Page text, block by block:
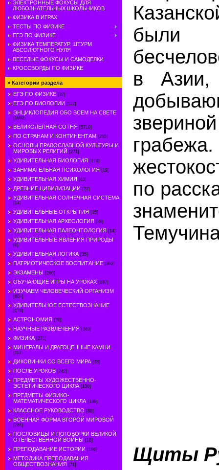
ЭЛЕКТРОННЫЕ ФОКУСЫ ДЛЯ
ЛЮБОЗНАТЕЛЬНЫХ ШКОЛЬНИКОВ
ФИЗИКА В ИГРАХ
ТЕСТЫ ПО ФИЗИКЕ
ЕГЭ ПО ФИЗИКЕ
ФИЗИКА ТЕМПЕРАТУР. ШТУРМ
АБСОЛЮТНОГО НУЛЯ
ВЕСЕЛЫЕ ФОКУСЫ И САМОДЕЛКИ
КРОССВОРДЫ ПО ФИЗИКЕ
» Категории раздела
ЕГЭ ПО ФИЗИКЕ [32]
ЕГЭ ПО БИОЛОГИИ [112]
ЭНЦИКЛОПЕДИЯ ОБО ВСЕМ НА СВЕТЕ
[1692]
ВЕЛИКОЛЕПНАЯ СОТНЯ [5710]
ПО СТРАНАМ И КОНТИНЕНТАМ [265]
ОСНОВЫ ПРАВОСЛАВНОЙ КУЛЬТУРЫ И
МИРОВЫХ РЕЛИГИЙ [271]
УДИВИТЕЛЬНАЯ БИОЛОГИЯ [174]
ЗАНИМАТЕЛЬНАЯ ПСИХОЛОГИЯ [19]
УДИВИТЕЛЬНАЯ ХИМИЯ [40]
ДРЕВНИЕ ЦИВИЛИЗАЦИИ [22]
УДИВИТЕЛЬНАЯ СОЛНЕЧНАЯ СИСТЕМА
[14]
УДИВИТЕЛЬНЫЕ ОТКРЫТИЯ [15]
УДИВИТЕЛЬНАЯ АРХЕОЛОГИЯ [39]
УДИВИТЕЛЬНАЯ ПАЛЕОНТОЛОГИЯ [14]
УДИВИТЕЛЬНЫЕ ЯВЛЕНИЯ ПРИРОДЫ
[0]
УДИВИТЕЛЬНАЯ ЛОГИКА [35]
ПАТРИОТИЧЕСКОЕ ВОСПИТАНИЕ [362]
ЭКЗАМЕНЫ [260]
ОБУЧАЮЩИЕ ИГРЫ НА УРОКАХ [197]
ИЗУЧАЕМ ЧЕЛОВЕЧЕСКИЙ ОРГАНИЗМ
[604]
УДИВИТЕЛЬНОЕ ЕСТЕСТВОЗНАНИЕ
[178]
АСТРОНОМИЯ [70]
НАУЧНЫЕ РАЗВЛЕЧЕНИЯ [349]
ФИЗИКА [271]
МИНЕРАЛЫ И ДРАГОЦЕННЫЕ КАМНИ
[112]
ДИКОВИНКИ СО ВСЕГО МИРА [78]
ПОСЛЕ УРОКОВ [242]
ПРЕДМЕТЫ ХУДОЖЕСТВЕННО-
ЭСТЕТИЧЕСКОГО ЦИКЛА [100]
ПРЕДМЕТЫ ФИЗИКО-
МАТЕМАТИЧЕСКОГО ЦИКЛА [139]
КЛАССНОЕ РУКОВОДСТВО [88]
ВОЕННАЯ ФОРМА ВТОРОЙ МИРОВОЙ
[281]
ПОСЛОВИЦЫ И ПОГОВОРКИ ВЕЛИКОЙ
ОТЕЧЕСТВЕННОЙ ВОЙНЫ [18]
ПРЕПОДАВАНИЕ ИСТОРИИ [196]
МЕТОДИКА ПРЕПОДАВАНИЯ
ОБЩЕСТВОЗНАНИЯ [71]
были
в Азии,
по
Щиты